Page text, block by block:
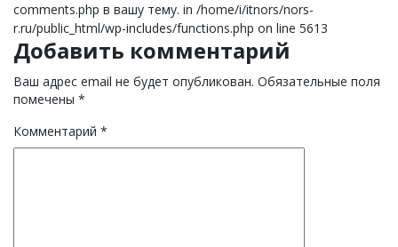
comments.php в вашу тему. in /home/i/itnors/nors-
r.ru/public_html/wp-includes/functions.php on line 5613
Добавить комментарий
Ваш адрес email не будет опубликован. Обязательные поля
помечены *
Комментарий *